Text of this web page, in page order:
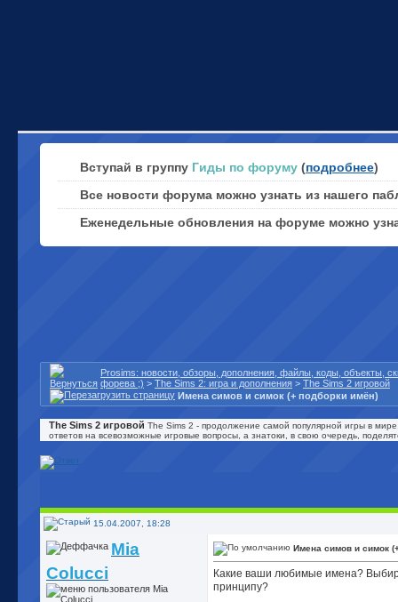
Вступай в группу Гиды по форуму (подробнее)
Все новости форума можно узнать из нашего
Еженедельные обновления на форуме можно
Prosims: новости, обзоры, дополнения, файлы, коды, объекты,
форева ;) > The Sims 2: игра и дополнения > The Sims 2 игровой
Имена симов и симок (+ подборки имён)
The Sims 2 игровой The Sims 2 - продолжение самой популярной игры в
ответов на всевозможные игровые вопросы, а знатоки, в свою очередь,
15.04.2007, 18:28
Mia
Colucci
Имена симов и симок
Какие ваши любимые имена?
принципу?